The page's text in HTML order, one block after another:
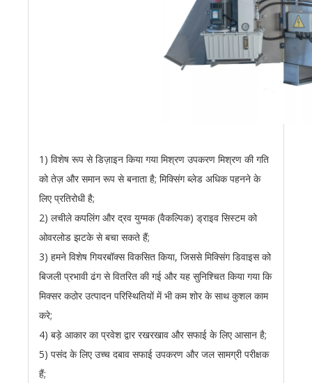
1) विशेष रूप से डिज़ाइन किया गया मिश्रण उपकरण मिश्रण की गति
को तेज़ और समान रूप से बनाता है; मिक्सिंग ब्लेड अधिक पहनने के
लिए प्रतिरोधी है;
2) लचीले कपलिंग और द्रव युग्मक (वैकल्पिक) ड्राइव सिस्टम को
ओवरलोड झटके से बचा सकते हैं;
3) हमने विशेष गियरबॉक्स विकसित किया, जिससे मिक्सिंग डिवाइस को
बिजली प्रभावी ढंग से वितरित की गई और यह सुनिश्चित किया गया कि
मिक्सर कठोर उत्पादन परिस्थितियों में भी कम शोर के साथ कुशल काम
करे;
4) बड़े आकार का प्रवेश द्वार रखरखाव और सफाई के लिए आसान है;
5) पसंद के लिए उच्च दबाव सफाई उपकरण और जल सामग्री परीक्षक
हैं;